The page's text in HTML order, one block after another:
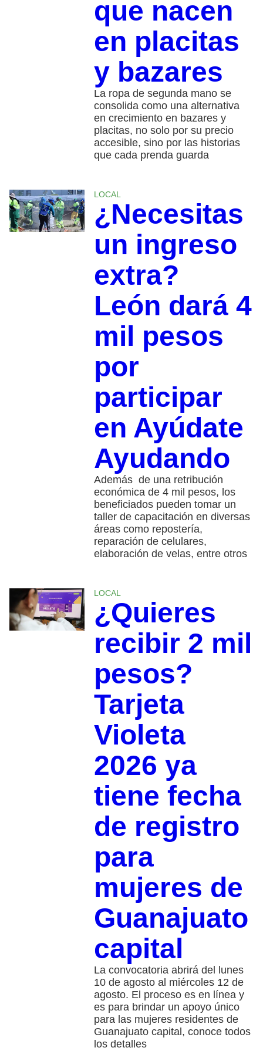
que nacen
en placitas
y bazares
La ropa de segunda mano se
consolida como una alternativa
en crecimiento en bazares y
placitas, no solo por su precio
accesible, sino por las historias
que cada prenda guarda
LOCAL
¿Necesitas
un ingreso
extra?
León dará 4
mil pesos
por
participar
en Ayúdate
Ayudando
Además de una retribución
económica de 4 mil pesos, los
beneficiados pueden tomar un
taller de capacitación en diversas
áreas como repostería,
reparación de celulares,
elaboración de velas, entre otros
LOCAL
¿Quieres
recibir 2 mil
pesos?
Tarjeta
Violeta
2026 ya
tiene fecha
de registro
para
mujeres de
Guanajuato
capital
La convocatoria abrirá del lunes
10 de agosto al miércoles 12 de
agosto. El proceso es en línea y
es para brindar un apoyo único
para las mujeres residentes de
Guanajuato capital, conoce todos
los detalles